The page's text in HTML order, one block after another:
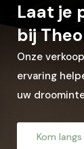
Let op:
Laat je
bij
Onze
ervaring
uw
Kom